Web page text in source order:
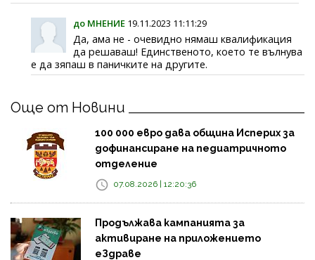
до МНЕНИЕ 19.11.2023 11:11:29
Да, ама не - очевидно нямаш квалификация
да решаваш! Единственото, което те вълнува
е да зяпаш в паничките на другите.
Още от Новини
100 000 евро дава община Исперих за
дофинансиране на педиатричното
отделение
07.08.2026 | 12:20:36
Продължава кампанията за
активиране на приложението
еЗдраве